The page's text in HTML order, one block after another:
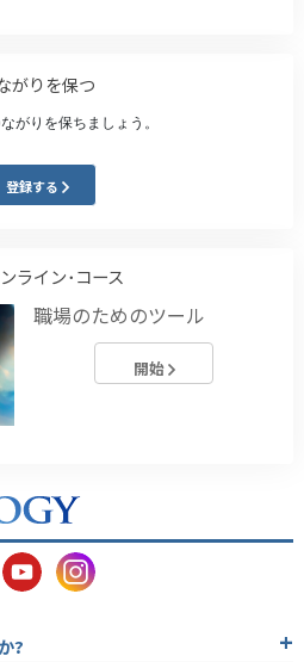
がりを保つ
がりを保ちましょう。
登録する
ライン･コース
職場のためのツール
開始
?